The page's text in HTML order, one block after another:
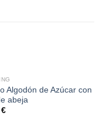
Algodón de Azúcar con
abeja
€